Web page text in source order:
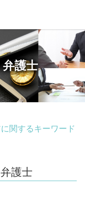
護士
関するキーワード
護士